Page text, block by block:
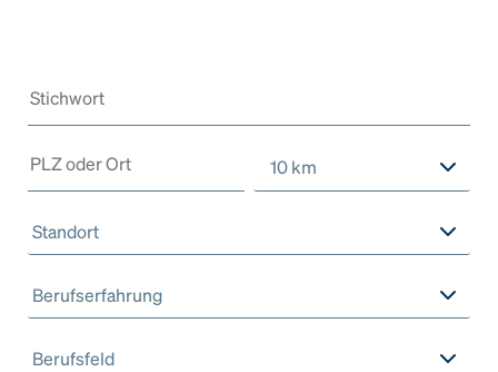
10 km
Standort
Berufserfahrung
Berufsfeld